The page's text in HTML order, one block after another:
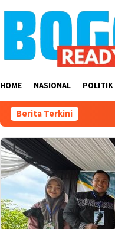
HOME NASIONAL POLITIK
Berita Terkini